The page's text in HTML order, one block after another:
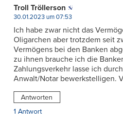
Troll Tröllerson
30.01.2023 um 07:53
Ich habe zwar nicht das
Oligarchen aber trotzdem seit
Vermögens bei den Banken
zu ihnen brauche ich die
Zahlungsverkehr lasse ich
Anwalt/Notar bewerkstelligen.
Antworten
1 Antwort